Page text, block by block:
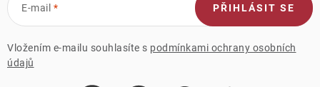
E-mail
Vložením e-mailu souhlasíte s podmínkami ochrany osobních
údajů
PŘIHLÁSIT SE